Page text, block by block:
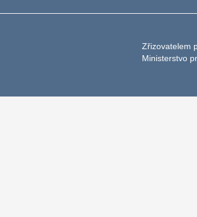
Zřizovatelem
Ministerstvo